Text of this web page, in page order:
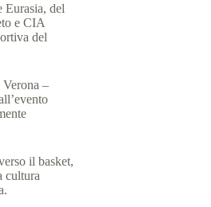
Eurasia, del
e CIA
del
–
il basket,
cultura